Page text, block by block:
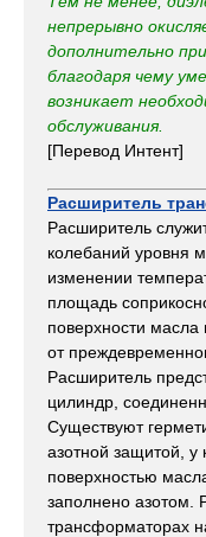
непрерывно
дополнительно
благодаря чему
возникает
обслуживания.
[Перевод Интент]
Расширитель
Расширитель
колебаний уровня
изменении
площадь
поверхности
от
Расширитель
цилиндр,
Существуют
азотной защитой, у
поверхностью
заполнено азотом.
трансформаторах